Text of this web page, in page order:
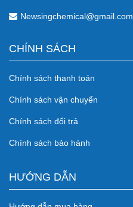
Newsingchemical@gmail.com
CHÍNH SÁCH
Chính sách thanh toán
Chính sách vận chuyển
Chính sách đổi trả
Chính sách bảo hành
HƯỚNG DẪN